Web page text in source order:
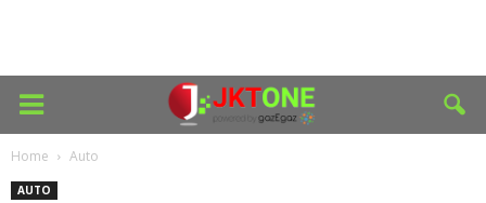
Home Auto
AUTO